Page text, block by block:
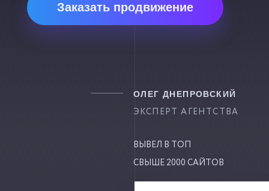
Заказать продвижение
ОЛЕГ ДНЕПРОВСКИЙ
ЭКСПЕРТ АГЕНТСТВА
ВЫВЕЛ В ТОП
СВЫШЕ 2000 САЙТОВ